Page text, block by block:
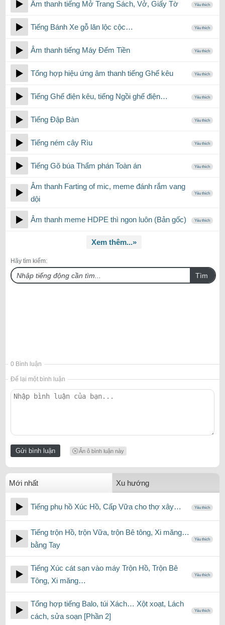
Âm thanh tiếng Mở Trang Sách, Vở, Giấy Tờ Yêu thích
Tiếng Bánh Xe gỗ lăn lộc cộc… Yêu thích
Âm thanh tiếng Máy Đếm Tiền Yêu thích
Tổng hợp hiệu ứng âm thanh tiếng Ghế kêu Yêu thích
Tiếng Ghế điện kêu, tiếng Ngồi ghế điện… Yêu thích
Tiếng Đập Bàn Yêu thích
Tiếng ném cây Rìu Yêu thích
Tiếng Gõ búa Thẩm phán Toàn án Yêu thích
Âm thanh Farting of mic, meme đánh rắm vang
dội
Yêu thích
Âm thanh meme HDPE thì ngon luôn (Bản gốc) Yêu thích
Xem thêm...»
Hãy tìm kiếm:
Tìm
0 Bình luận
Để lại một bình luận
Ẩn ô bình luận này
Mới nhất Xu hướng
Tiếng phụ hồ Xúc Hồ, Cấp Vữa cho thợ xây… Yêu thích
Tiếng trộn Hồ, trộn Vữa, trộn Bê tông, Xi măng…
bằng Tay
Yêu thích
Tiếng Xúc cát sạn vào máy Trộn Hồ, Trộn Bê
Tông, Xi măng…
Yêu thích
Tổng hợp tiếng Balo, túi Xách… Xột xoạt, Lách
cách, sửa soạn [Phần 2]
Yêu thích